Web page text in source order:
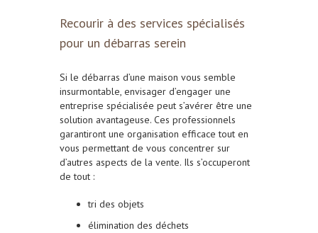
Recourir à des services spécialisés
pour un débarras serein
Si le débarras d’une maison vous semble
insurmontable, envisager d’engager une
entreprise spécialisée peut s’avérer être une
solution avantageuse. Ces professionnels
garantiront une organisation efficace tout en
vous permettant de vous concentrer sur
d’autres aspects de la vente. Ils s’occuperont
de tout :
tri des objets
élimination des déchets